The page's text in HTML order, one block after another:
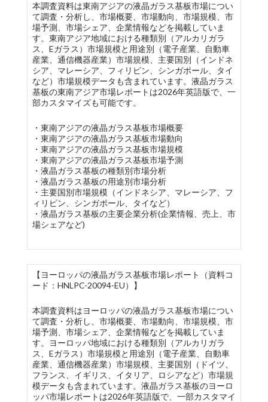
本調査資料は東南アジアの液晶ガラス基板市場につい
て調査・分析し、市場概要、市場動向、市場規模、市
場予測、市場シェア、企業情報などを掲載していま
す。東南アジア地域における種類別（アルカリガラ
ス、Eガラス）市場規模と用途別（電子産業、自動車
産業、通信機器産業）市場規模、主要国別（インドネ
シア、マレーシア、フィリピン、シンガポール、タイ
など）市場規模データも含まれています。液晶ガラス
基板の東南アジア市場レポートは2026年英語版で、一
部カスタマイズも可能です。
・東南アジアの液晶ガラス基板市場概要
・東南アジアの液晶ガラス基板市場動向
・東南アジアの液晶ガラス基板市場規模
・東南アジアの液晶ガラス基板市場予測
・液晶ガラス基板の種類別市場分析
・液晶ガラス基板の用途別市場分析
・主要国別市場規模（インドネシア、マレーシア、フ
ィリピン、シンガポール、タイなど）
・液晶ガラス基板の主要企業分析(企業情報、売上、市
場シェアなど)
【ヨーロッパの液晶ガラス基板市場レポート（資料コ
ード：HNLPC-20094-EU）】
本調査資料はヨーロッパの液晶ガラス基板市場につい
て調査・分析し、市場概要、市場動向、市場規模、市
場予測、市場シェア、企業情報などを掲載していま
す。ヨーロッパ地域における種類別（アルカリガラ
ス、Eガラス）市場規模と用途別（電子産業、自動車
産業、通信機器産業）市場規模、主要国別（ドイツ、
フランス、イギリス、イタリア、ロシアなど）市場規
模データも含まれています。液晶ガラス基板のヨーロ
ッパ市場レポートは2026年英語版で、一部カスタマイ